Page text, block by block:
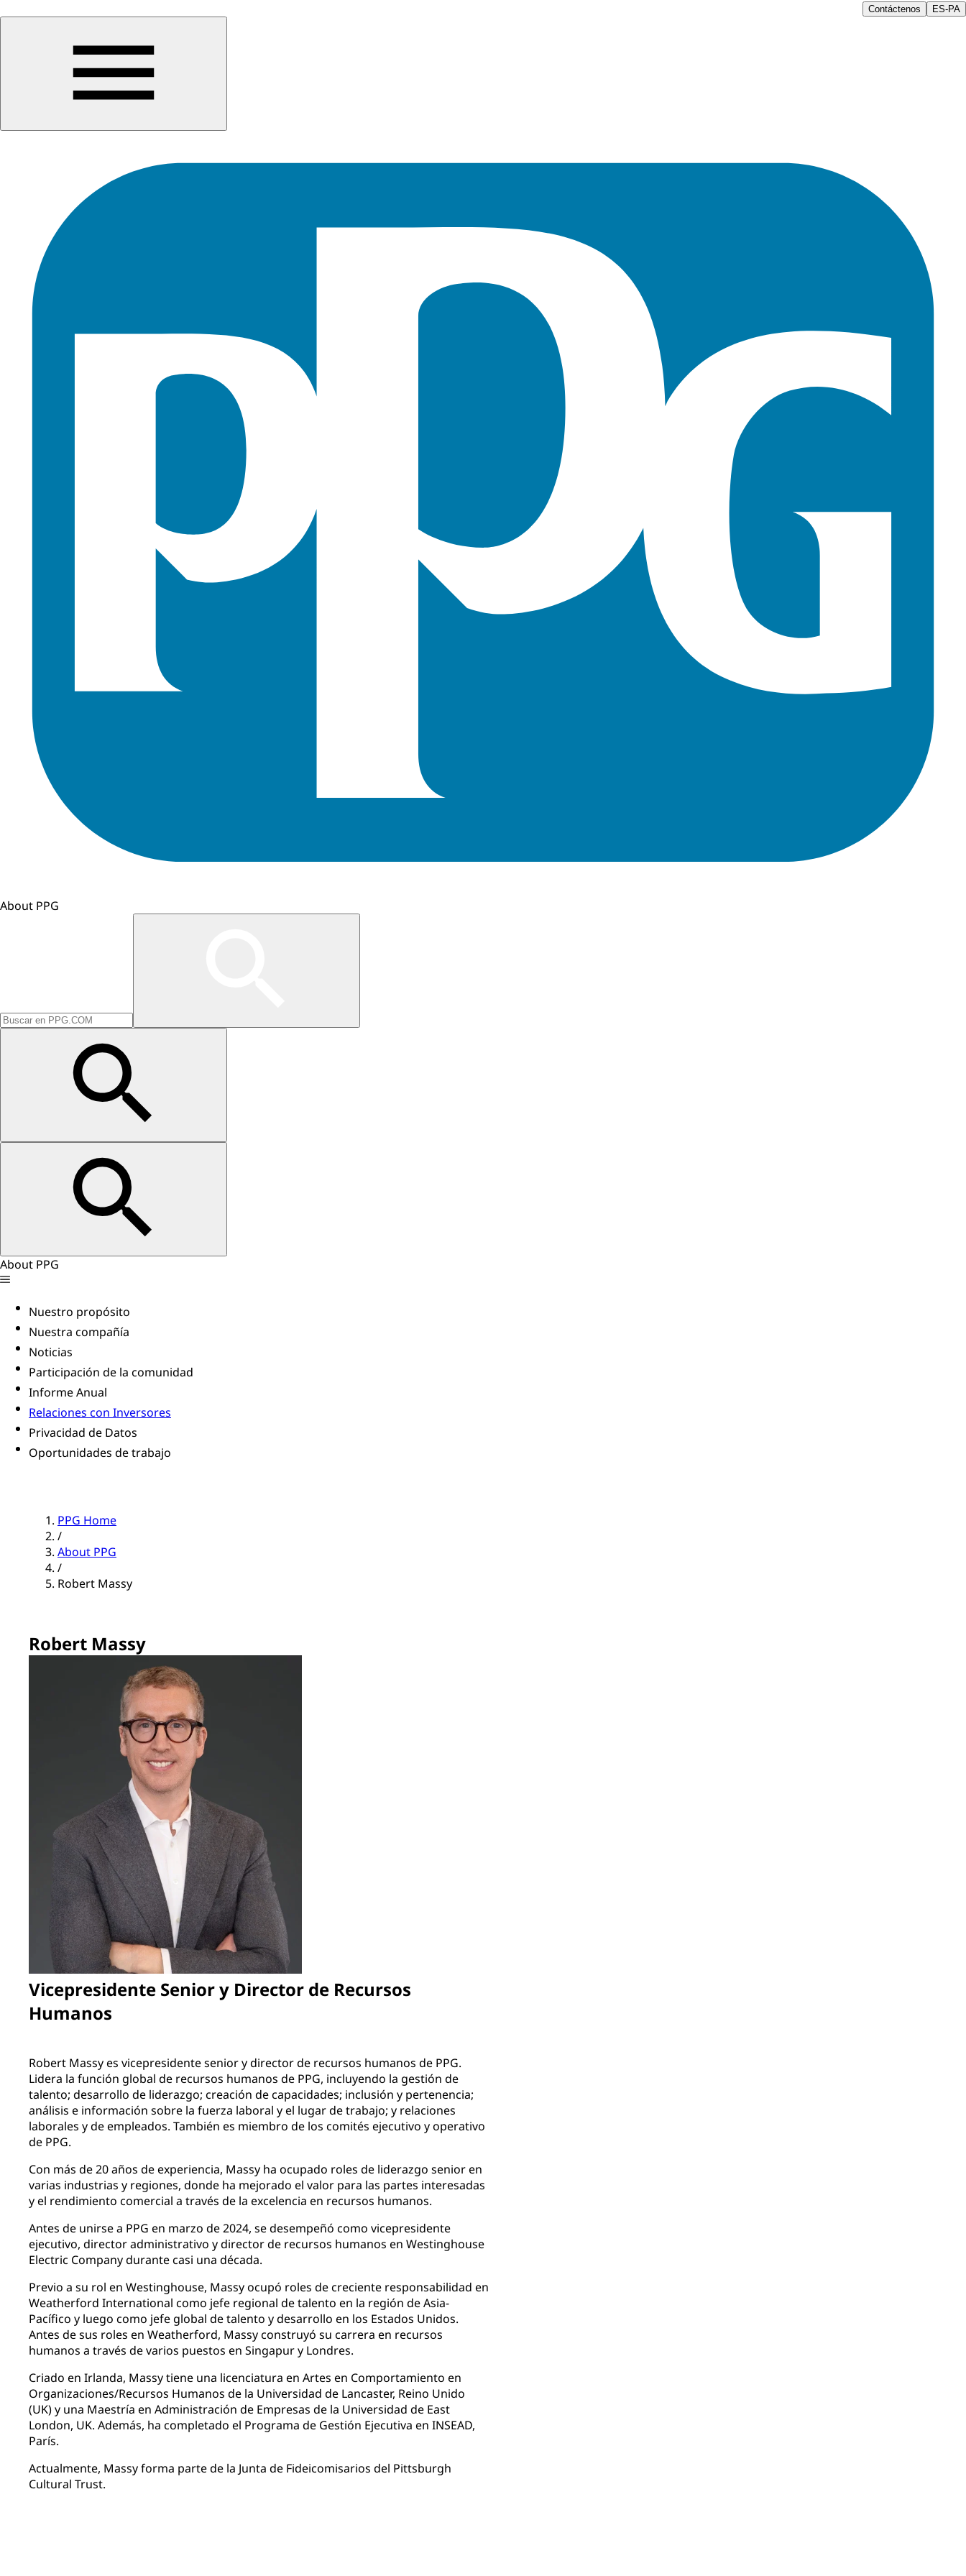
Contáctenos ES-PA
About PPG
About PPG
Nuestro propósito
Nuestra compañía
Noticias
Participación de la comunidad
Informe Anual
Relaciones con Inversores
Privacidad de Datos
Oportunidades de trabajo
PPG Home
/
About PPG
/
Robert Massy
Robert Massy
Vicepresidente Senior y Director de Recursos
Humanos
Robert Massy es vicepresidente senior y director de recursos humanos de PPG.
Lidera la función global de recursos humanos de PPG, incluyendo la gestión de
talento; desarrollo de liderazgo; creación de capacidades; inclusión y pertenencia;
análisis e información sobre la fuerza laboral y el lugar de trabajo; y relaciones
laborales y de empleados. También es miembro de los comités ejecutivo y operativo
de PPG.
Con más de 20 años de experiencia, Massy ha ocupado roles de liderazgo senior en
varias industrias y regiones, donde ha mejorado el valor para las partes interesadas
y el rendimiento comercial a través de la excelencia en recursos humanos.
Antes de unirse a PPG en marzo de 2024, se desempeñó como vicepresidente
ejecutivo, director administrativo y director de recursos humanos en Westinghouse
Electric Company durante casi una década.
Previo a su rol en Westinghouse, Massy ocupó roles de creciente responsabilidad en
Weatherford International como jefe regional de talento en la región de Asia-
Pacífico y luego como jefe global de talento y desarrollo en los Estados Unidos.
Antes de sus roles en Weatherford, Massy construyó su carrera en recursos
humanos a través de varios puestos en Singapur y Londres.
Criado en Irlanda, Massy tiene una licenciatura en Artes en Comportamiento en
Organizaciones/Recursos Humanos de la Universidad de Lancaster, Reino Unido
(UK) y una Maestría en Administración de Empresas de la Universidad de East
London, UK. Además, ha completado el Programa de Gestión Ejecutiva en INSEAD,
París.
Actualmente, Massy forma parte de la Junta de Fideicomisarios del Pittsburgh
Cultural Trust.